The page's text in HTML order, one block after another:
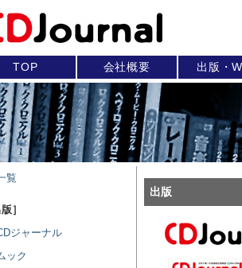
TOP 会社概要 出版・
覧
］
ジャーナル
ック
出版